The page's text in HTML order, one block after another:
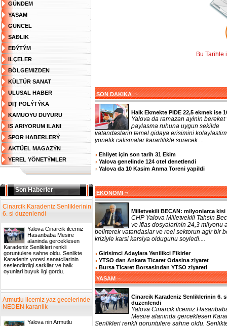
GÜNDEM
YASAM
GÜNCEL
SAĐLIK
EĐÝTÝM
ILÇELER
BÖLGEMIZDEN
KÜLTÜR SANAT
ULUSAL HABER
DIŢ POLÝTÝKA
KAMUOYU DUYURU
IS ARIYORUM ILANI
SPOR HABERLERÝ
AKTÜEL MAGAZÝN
YEREL YÖNETÝMLER
Son Haberler
Cinarcik Karadeniz Senliklerinin
6. si duzenlendi
Yalova Cinarcik ilcemiz
Hasanbaba Mesire
alaninda gerceklesen
Karadeniz Senlikleri renkli
goruntulere sahne oldu. Senlikte
Karadeniz yoresi sanatcilarinin
seslendirdigi sarkilar ve halk
oyunlari buyuk ilgi gordu.
Armutlu ilcemiz yaz gecelerinde
NEDEN karanlik
Yalova nin Armutlu
Bu Tarihle
SON DAKIKA ¬
Halk Ekmekte PIDE 22,5 ekmek ise
Yalova da ramazan ayinin bereket
paylasma ruhuna uygun sekilde
vatandaslarin temel gidaya erisimini
yonelik calismalar kararlilikle surecek....
Ehliyet için son tarih 31 Ekim
Yalova genelinde 124 otel denetlendi
Yalova da 10 Kasim Anma Toreni yapildi
EKONOMI ¬
Milletvekili BECAN: milyonlarca kisi
CHP Yalova Milletvekili Tahsin
ve iflas dosyalarinin 24,3 milyonu
belirterek vatandaslar ve reel sektorun agir bir
kriziyle karsi karsiya oldugunu soyledi....
Girisimci Adaylara Yenilikci Fikirler
YTSO dan Ankara Ticaret Odasina ziyaret
Bursa Ticaret Borsasindan YTSO ziyareti
YASAM ¬
Cinarcik Karadeniz Senliklerinin 6.
duzenlendi
Yalova Cinarcik ilcemiz
Mesire alaninda gerceklesen
Senlikleri renkli goruntulere sahne oldu.